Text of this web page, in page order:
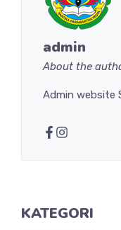
admin
About the
Admin website
KATEGORI